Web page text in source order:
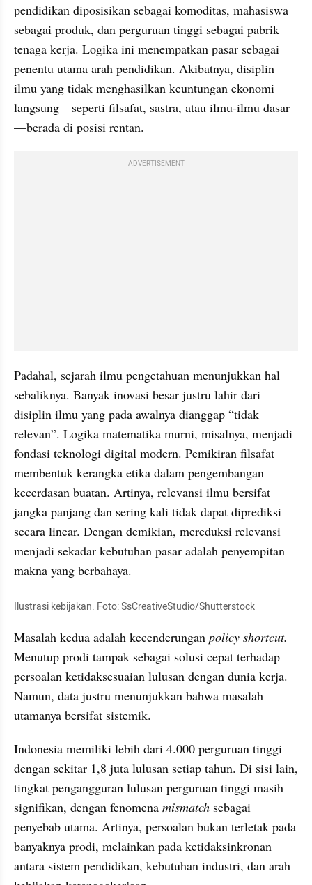
pendidikan diposisikan sebagai komoditas, mahasiswa
sebagai produk, dan perguruan tinggi sebagai pabrik
tenaga kerja. Logika ini menempatkan pasar sebagai
penentu utama arah pendidikan. Akibatnya, disiplin
ilmu yang tidak menghasilkan keuntungan ekonomi
langsung—seperti filsafat, sastra, atau ilmu-ilmu dasar
—berada di posisi rentan.
ADVERTISEMENT
Padahal, sejarah ilmu pengetahuan menunjukkan hal
sebaliknya. Banyak inovasi besar justru lahir dari
disiplin ilmu yang pada awalnya dianggap “tidak
relevan”. Logika matematika murni, misalnya, menjadi
fondasi teknologi digital modern. Pemikiran filsafat
membentuk kerangka etika dalam pengembangan
kecerdasan buatan. Artinya, relevansi ilmu bersifat
jangka panjang dan sering kali tidak dapat diprediksi
secara linear. Dengan demikian, mereduksi relevansi
menjadi sekadar kebutuhan pasar adalah penyempitan
makna yang berbahaya.
Ilustrasi kebijakan. Foto: SsCreativeStudio/Shutterstock
Masalah kedua adalah kecenderungan policy shortcut.
Menutup prodi tampak sebagai solusi cepat terhadap
persoalan ketidaksesuaian lulusan dengan dunia kerja.
Namun, data justru menunjukkan bahwa masalah
utamanya bersifat sistemik.
Indonesia memiliki lebih dari 4.000 perguruan tinggi
dengan sekitar 1,8 juta lulusan setiap tahun. Di sisi lain,
tingkat pengangguran lulusan perguruan tinggi masih
signifikan, dengan fenomena mismatch sebagai
penyebab utama. Artinya, persoalan bukan terletak pada
banyaknya prodi, melainkan pada ketidaksinkronan
antara sistem pendidikan, kebutuhan industri, dan arah